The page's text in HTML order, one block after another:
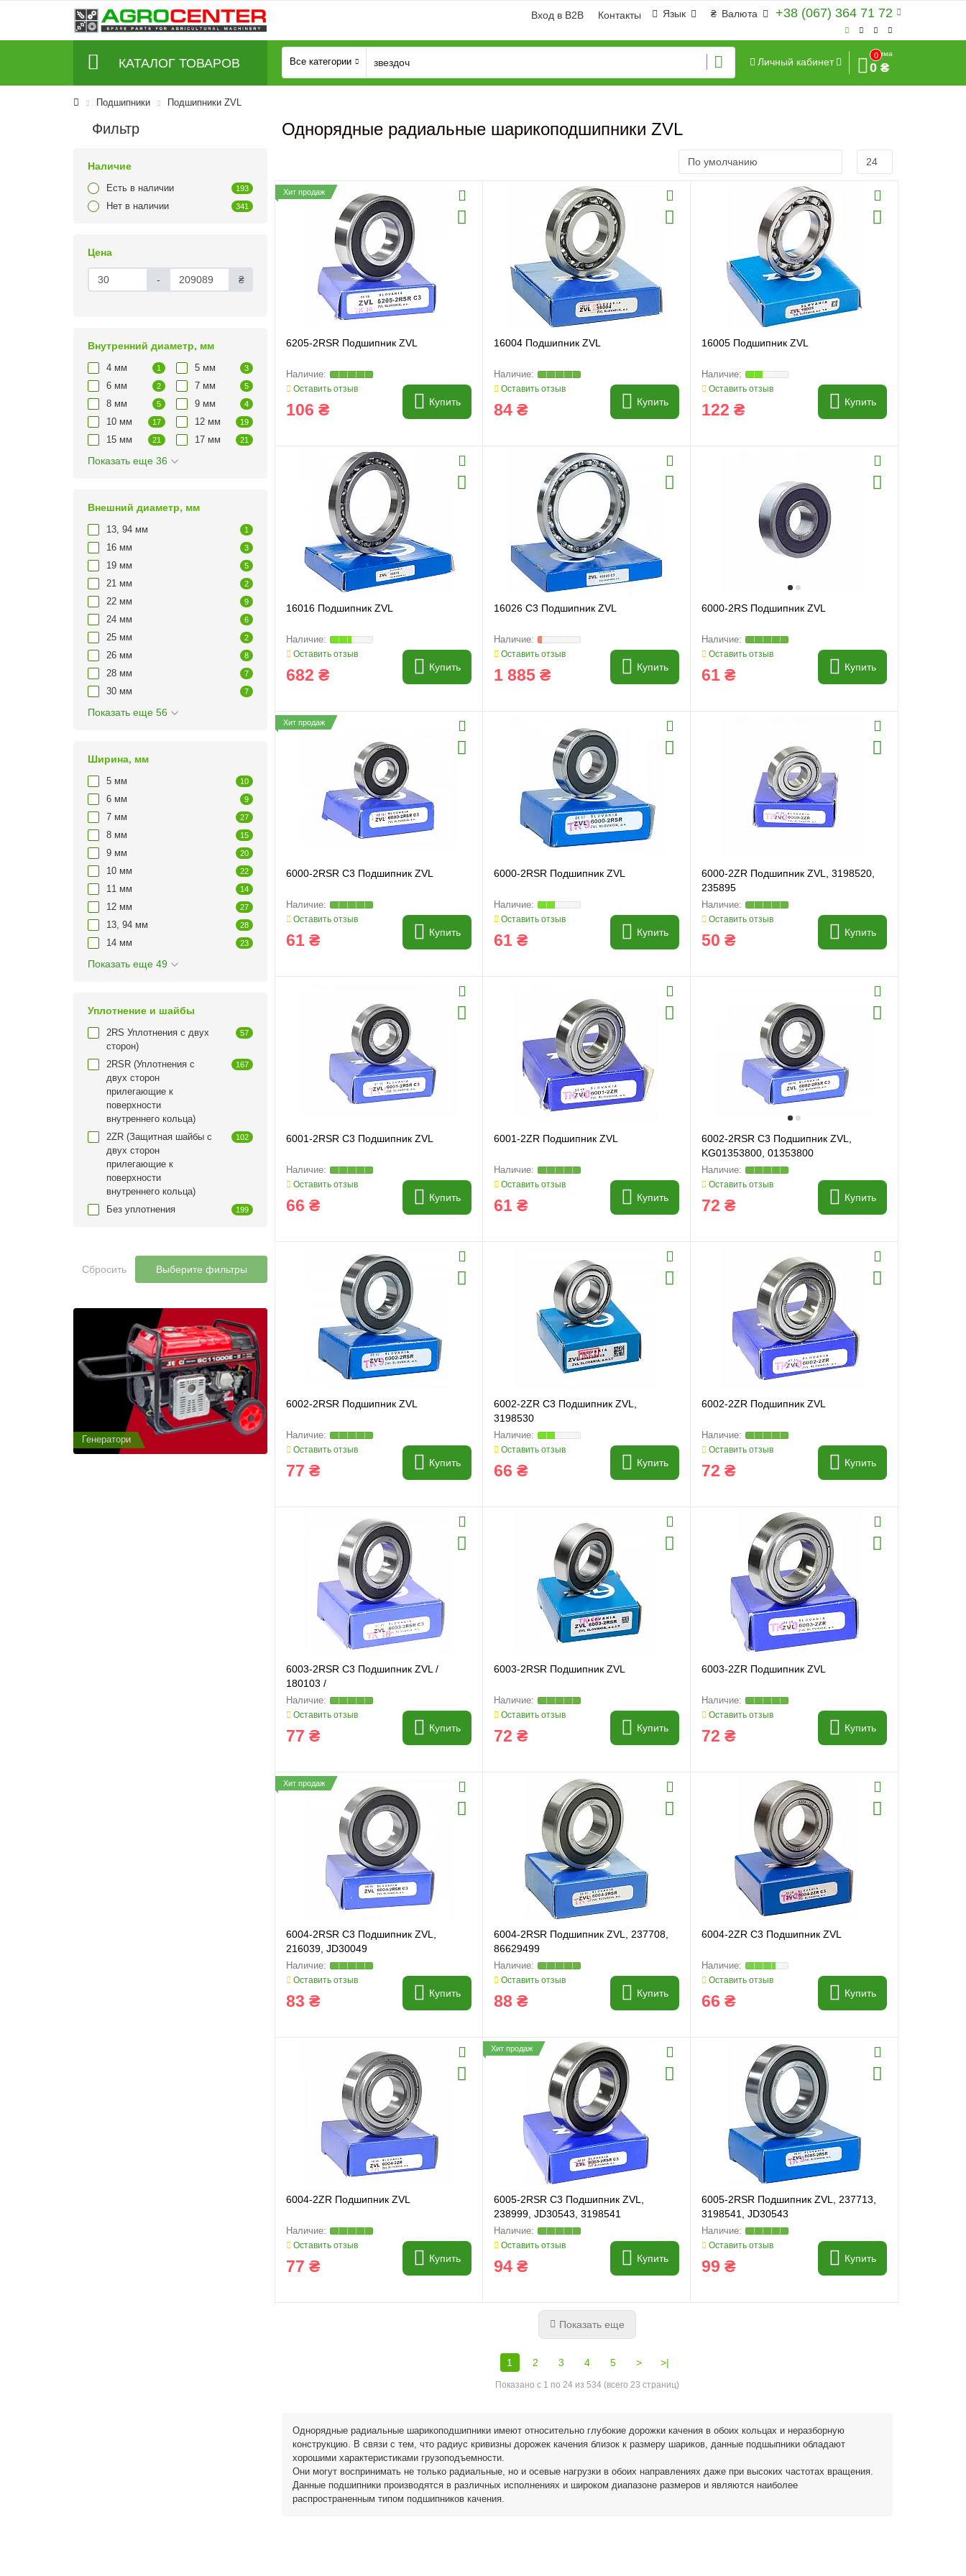
+38 (067) 364 71 72
₴ Валюта
Язык
Вход в B2B Контакты
КАТАЛОГ ТОВАРОВ Все категории Личный кабинет
0
Сумма
0 ₴
Подшипники Подшипники ZVL
Фильтр
Наличие
Есть в наличии 193
Нет в наличии 341
Цена
- ₴
Внутренний диаметр, мм
4 мм 1 5 мм 3
6 мм 2 7 мм 5
8 мм 5 9 мм 4
10 мм 17 12 мм 19
15 мм 21 17 мм 21
Показать еще 36
Внешний диаметр, мм
13, 94 мм 1
16 мм 3
19 мм 5
21 мм 2
22 мм 9
24 мм 6
25 мм 2
26 мм 8
28 мм 7
30 мм 7
Показать еще 56
Ширина, мм
5 мм 10
6 мм 9
7 мм 27
8 мм 15
9 мм 20
10 мм 22
11 мм 14
12 мм 27
13, 94 мм 28
14 мм 23
Показать еще 49
Уплотнение и шайбы
2RS Уплотнения с двух
сторон)
57
2RSR (Уплотнения с
двух сторон
прилегающие к
поверхности
внутреннего кольца)
167
2ZR (Защитная шайбы с
двух сторон
прилегающие к
поверхности
внутреннего кольца)
102
Без уплотнения 199
Сбросить Выберите фильтры
Генератори Генератори Генератори
Однорядные радиальные шарикоподшипники ZVL
Хит продаж
6205-2RSR Подшипник ZVL
Оставить отзыв
106 ₴ Купить
16004 Подшипник ZVL
Оставить отзыв
84 ₴ Купить
16005 Подшипник ZVL
Оставить отзыв
122 ₴ Купить
16016 Подшипник ZVL
Оставить отзыв
682 ₴ Купить
16026 C3 Подшипник ZVL
Оставить отзыв
1 885 ₴ Купить
6000-2RS Подшипник ZVL
Оставить отзыв
61 ₴ Купить
Хит продаж
6000-2RSR C3 Подшипник ZVL
Оставить отзыв
61 ₴ Купить
6000-2RSR Подшипник ZVL
Оставить отзыв
61 ₴ Купить
6000-2ZR Подшипник ZVL, 3198520,
235895
Оставить отзыв
50 ₴ Купить
6001-2RSR C3 Подшипник ZVL
Оставить отзыв
66 ₴ Купить
6001-2ZR Подшипник ZVL
Оставить отзыв
61 ₴ Купить
6002-2RSR C3 Подшипник ZVL,
KG01353800, 01353800
Оставить отзыв
72 ₴ Купить
6002-2RSR Подшипник ZVL
Оставить отзыв
77 ₴ Купить
6002-2ZR C3 Подшипник ZVL,
3198530
Оставить отзыв
66 ₴ Купить
6002-2ZR Подшипник ZVL
Оставить отзыв
72 ₴ Купить
6003-2RSR C3 Подшипник ZVL /
180103 /
Оставить отзыв
77 ₴ Купить
6003-2RSR Подшипник ZVL
Оставить отзыв
72 ₴ Купить
6003-2ZR Подшипник ZVL
Оставить отзыв
72 ₴ Купить
Хит продаж
6004-2RSR C3 Подшипник ZVL,
216039, JD30049
Оставить отзыв
83 ₴ Купить
6004-2RSR Подшипник ZVL, 237708,
86629499
Оставить отзыв
88 ₴ Купить
6004-2ZR C3 Подшипник ZVL
Оставить отзыв
66 ₴ Купить
6004-2ZR Подшипник ZVL
Оставить отзыв
77 ₴ Купить
Хит продаж
6005-2RSR C3 Подшипник ZVL,
238999, JD30543, 3198541
Оставить отзыв
94 ₴ Купить
6005-2RSR Подшипник ZVL, 237713,
3198541, JD30543
Оставить отзыв
99 ₴ Купить
Показать еще
1 2 3 4 5 > >|
Показано с 1 по 24 из 534 (всего 23 страниц)
Однорядные радиальные шарикоподшипники имеют относительно глубокие дорожки качения в обоих кольцах и неразборную
конструкцию. В связи с тем, что радиус кривизны дорожек качения близок к размеру шариков, данные подшыпники обладают
хорошими характеристиками грузоподъемности.
Они могут воспринимать не только радиальные, но и осевые нагрузки в обоих направлениях даже при высоких частотах вращения.
Данные подшипники производятся в различных исполнениях и широком диапазоне размеров и являются наиболее
распространенным типом подшипников качения.